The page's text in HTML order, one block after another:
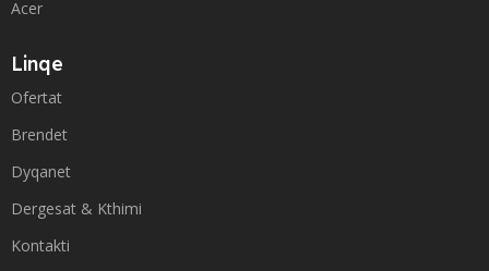
Acer
Linqe
Ofertat
Brendet
Dyqanet
Dergesat & Kthimi
Kontakti